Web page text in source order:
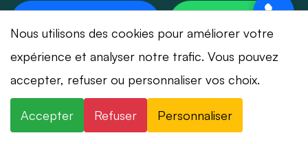
© 2026 Dépannage-Serrurier.ch - Tous droits
réservés | Suisse romande
Nous utilisons des cookies pour améliorer votre
expérience et analyser notre trafic. Vous pouvez
accepter, refuser ou personnaliser vos choix.
Accepter Refuser Personnaliser